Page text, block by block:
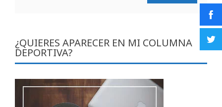
¿QUIERES APARECER EN MI COLUMNA
DEPORTIVA?